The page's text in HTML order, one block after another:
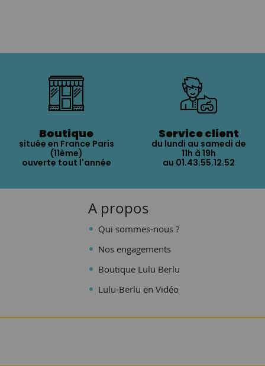
Boutique
située en France Paris
(11ème)
ouverte tout l'année
Service client
du lundi au samedi de
11h à 19h
au 01.43.55.12.52
A propos
Qui sommes-nous ?
Nos engagements
Boutique Lulu Berlu
Lulu-Berlu en Vidéo